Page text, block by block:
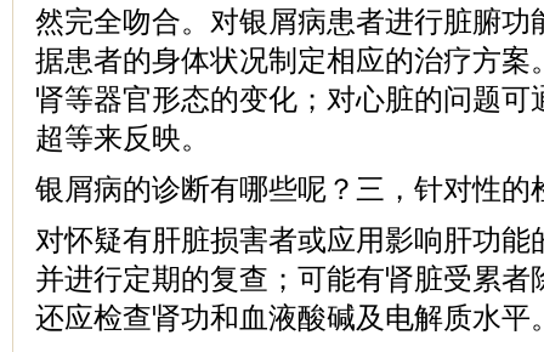
然完全吻合。对银屑病患者进行脏腑功
据患者的身体状况制定相应的治疗方案
肾等器官形态的变化；对心脏的问题可
超等来反映。
银屑病的诊断有哪些呢？三，针对性的
对怀疑有肝脏损害者或应用影响肝功能
并进行定期的复查；可能有肾脏受累者
还应检查肾功和血液酸碱及电解质水平